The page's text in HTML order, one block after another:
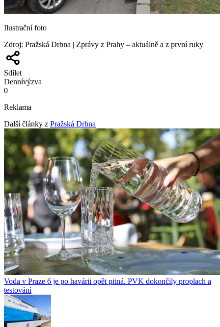
Ilustrační foto
Zdroj: Pražská Drbna | Zprávy z Prahy – aktuálně a z první ruky
Sdílet
Dennívýzva
0
Reklama
Další články z Pražská Drbna
Voda v Praze 6 je po havárii opět pitná. PVK dokončily proplach a
testování